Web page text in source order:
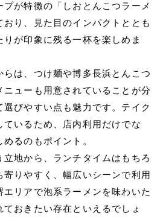
プが特徴の「しおとんこつラーメ
おり、見た目のインパクトととも
が印象に残る一杯を楽しめま
は、つけ麺や博多長浜とんこつ
ューも用意されていることが分
びやすい点も魅力です。テイク
ているため、店内利用だけでな
るのもポイント。
地から、ランチタイムはもちろ
寄りやすく、幅広いシーンで利用
エリアで泡系ラーメンを味わいた
おきたい存在といえるでしょ